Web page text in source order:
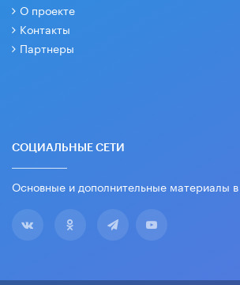
О проекте
Контакты
Партнеры
СОЦИАЛЬНЫЕ СЕТИ
Основные и дополнительные материалы